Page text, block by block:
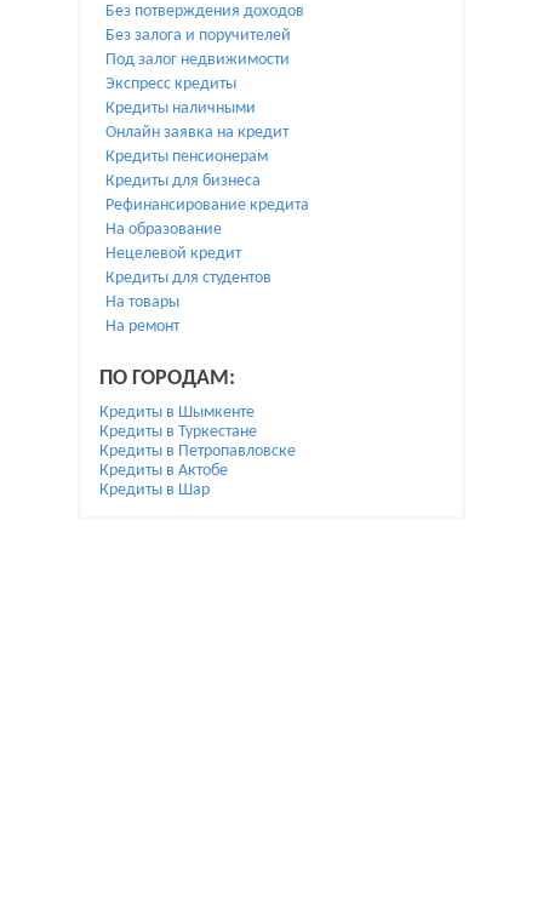
Без потверждения доходов
Без залога и поручителей
Под залог недвижимости
Экспресс кредиты
Кредиты наличными
Онлайн заявка на кредит
Кредиты пенсионерам
Кредиты для бизнеса
Рефинансирование кредита
На образование
Нецелевой кредит
Кредиты для студентов
На товары
На ремонт
ПО ГОРОДАМ:
Кредиты в Шымкенте
Кредиты в Туркестане
Кредиты в Петропавловске
Кредиты в Актобе
Кредиты в Шар